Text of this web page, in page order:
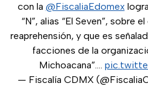
con la @FiscaliaEdomex
“N”, alias “El Seven”, sobre
reaprehensión, y que es
facciones de la
Michoacana”.…
— Fiscalía CDMX